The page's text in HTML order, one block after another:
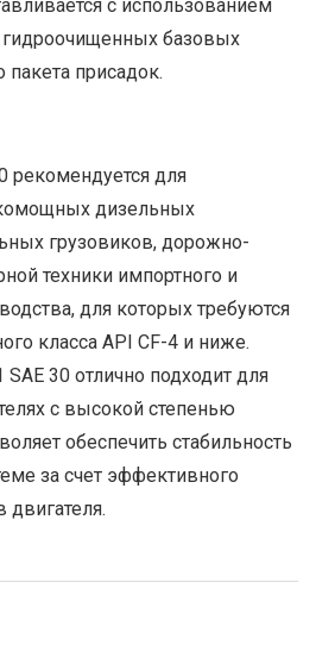
с использованием
базовых
присадок.
рекомендуется для
дизельных
грузовиков, дорожно-
техники импортного и
для которых требуются
класса API CF-4 и ниже.
30 отлично подходит для
с высокой степенью
обеспечить стабильность
за счет эффективного
двигателя.